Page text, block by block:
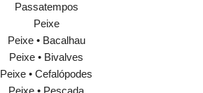
Passatempos
Peixe
Peixe • Bacalhau
Peixe • Bivalves
Peixe • Cefalópodes
Peixe • Pescada